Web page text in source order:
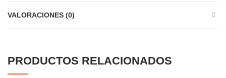
VALORACIONES (0)
PRODUCTOS RELACIONADOS